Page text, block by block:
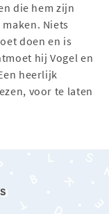
die hem zijn
Niets
doen en is
hij Vogel en
heerlijk
voor te laten